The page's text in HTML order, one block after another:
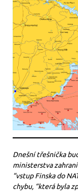
Dnešní třešnička
ministerstva
“vstup Finska do
chybu, “která byla